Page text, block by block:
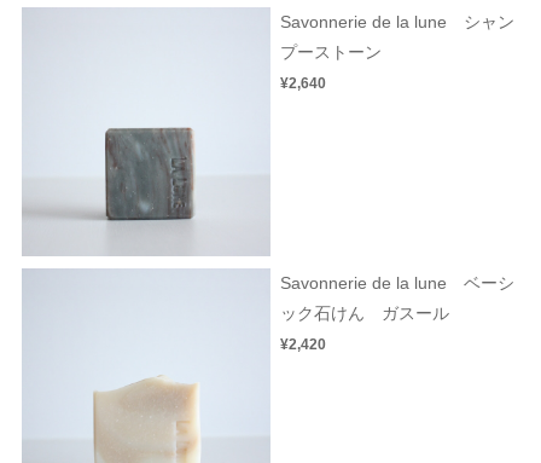
Savonnerie de la lune シャン
プーストーン
¥2,640
Savonnerie de la lune ベーシ
ック石けん ガスール
¥2,420